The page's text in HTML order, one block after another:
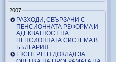
2007
РАЗХОДИ, СВЪРЗАНИ С
ПЕНСИОННАТА РЕФОРМА И
АДЕКВАТНОСТ НА
ПЕНСИОННАТА СИСТЕМА В
БЪЛГАРИЯ
ЕКСПЕРТЕН ДОКЛАД ЗА